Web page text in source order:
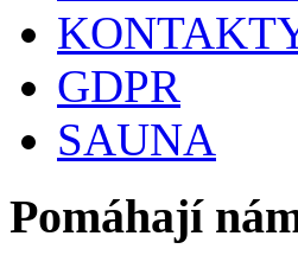
GDPR
SAUNA
Pomáhají